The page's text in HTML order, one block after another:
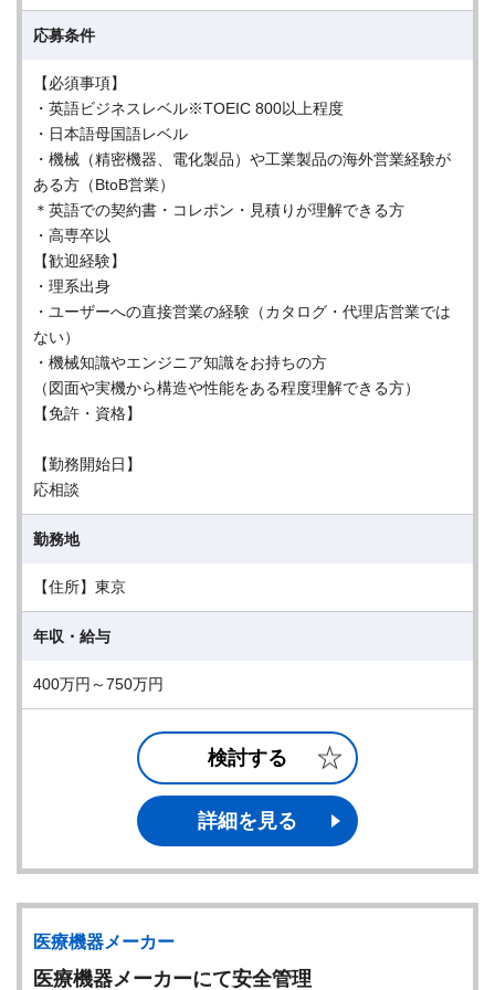
応募条件
【必須事項】
・英語ビジネスレベル※TOEIC 800以上程度
・⽇本語⺟国語レベル
・機械（精密機器、電化製品）や⼯業製品の海外営業経験が
ある⽅（BtoB営業）
＊英語での契約書・コレポン・⾒積りが理解できる⽅
・⾼専卒以
【歓迎経験】
・理系出⾝
・ユーザーへの直接営業の経験（カタログ・代理店営業では
ない）
・機械知識やエンジニア知識をお持ちの⽅
（図⾯や実機から構造や性能をある程度理解できる⽅）
【免許・資格】
【勤務開始日】
応相談
勤務地
【住所】東京
年収・給与
400万円～750万円
検討する
詳細を見る
医療機器メーカー
医療機器メーカーにて安全管理